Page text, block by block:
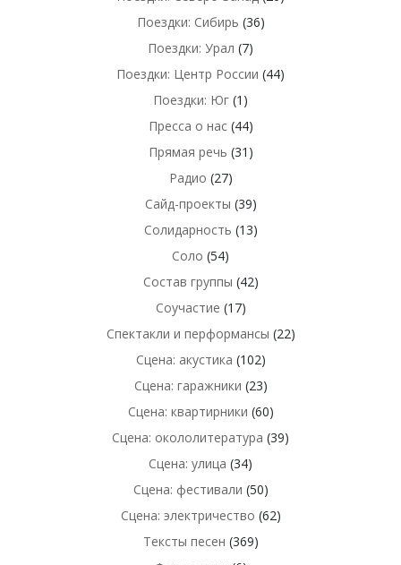
Поездки: Сибирь (36)
Поездки: Урал (7)
Поездки: Центр России (44)
Поездки: Юг (1)
Пресса о нас(44)
Прямая речь (31)
Радио (27)
Сайд-проекты (39)
Солидарность (13)
Соло (54)
Состав группы (42)
Соучастие (17)
Спектакли и перформансы (22)
Сцена: акустика (102)
Сцена: гаражники (23)
Сцена: квартирники (60)
Сцена: окололитература (39)
Сцена: улица (34)
Сцена: фестивали (50)
Сцена: электричество (62)
Тексты песен (369)